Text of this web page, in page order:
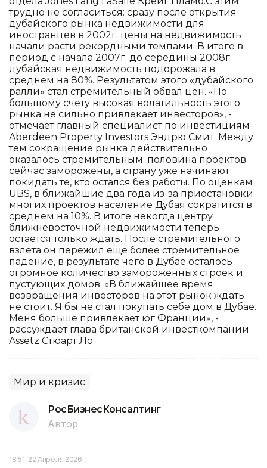
трудно не согласиться: сразу после открытия
дубайского рынка недвижимости для
иностранцев в 2002г. цены на недвижимость
начали расти рекордными темпами. В итоге в
период с начала 2007г. до середины 2008г.
дубайская недвижимость подорожала в
среднем на 80%. Результатом этого «дубайского
ралли» стал стремительный обвал цен. «По
большому счету высокая волатильность этого
рынка не сильно привлекает инвесторов», -
отмечает главный специалист по инвестициям
Aberdeen Property Investors Эндрю Смит. Между
тем сокращение рынка действительно
оказалось стремительным: половина проектов
сейчас заморожены, а страну уже начинают
покидать те, кто остался без работы. По оценкам
UBS, в ближайшие два года из-за приостановки
многих проектов население Дубая сократится в
среднем на 10%. В итоге некогда центру
ближневосточной недвижимости теперь
остается только ждать. После стремительного
взлета он пережил еще более стремительное
падение, в результате чего в Дубае осталось
огромное количество замороженных строек и
пустующих домов. «В ближайшее время
возвращения инвесторов на этот рынок ждать
не стоит. Я бы не стал покупать себе дом в Дубае.
Меня больше привлекает юг Франции», -
рассуждает глава британской инвесткомпании
Assetz Стюарт Ло.
Мир и кризис
РосБизнесКонсалтинг
Автор
18:51, 22 Апреля 2026